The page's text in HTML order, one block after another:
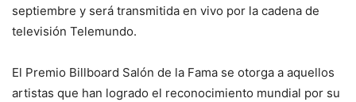
septiembre y será transmitida en vivo por la cadena de
televisión Telemundo.
El Premio Billboard Salón de la Fama se otorga a aquellos
artistas que han logrado el reconocimiento mundial por su